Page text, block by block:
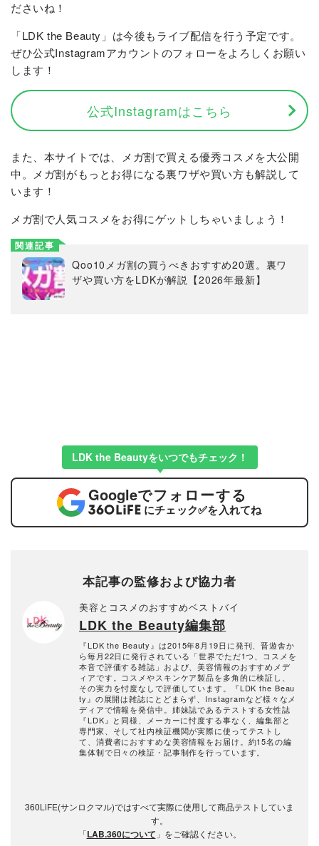
ださいね！
「LDK the Beauty」は今後もライブ配信を行う予定です。
ぜひ公式Instagramアカウントのフォローをよろしくお願い
します！
公式Instagramはこちら
また、本サイトでは、メガ割で買える優秀コスメを大公開
中。メガ割がもっとお得になる裏ワザや買い方も解説して
います！
メガ割で人気コスメをお得にゲットしちゃいましょう！
関連記事
Qoo10メガ割の買うべきおすすめ20選。裏ワ
ザや買い方をLDKが解説【2026年最新】
LDK the Beautyをいつでもチェック！
Googleでフォローする
にチェック✅を入れてね
本記事の監修および協力者
美容とコスメのおすすめベストバイ
LDK the Beauty編集部
『LDK the Beauty』は2015年8月19日に発刊、晋遊舎か
ら毎月22日に発行されている「世界でただ1つ、コスメを
本音で評価する雑誌」および、美容情報のおすすめメデ
ィアです。コスメやスキンケア製品を多角的に検証し、
その実力を忖度なしで評価しています。『LDK the Beau
ty』の展開は雑誌にとどまらず、Instagramなど様々なメ
ディアで情報を発信中。姉妹誌であるテストする女性誌
『LDK』と同様、メーカーに忖度する事なく、編集部と
専門家、そして社内検証機関が実際に使ってテストし
て、消費者におすすめな美容情報をお届け。約15名の編
集体制で日々の検証・記事制作を行っています。
360LiFE(サンロクマル)ではすべて実際に使用して商品テストしていま
す。
「LAB.360について 」をご確認ください。